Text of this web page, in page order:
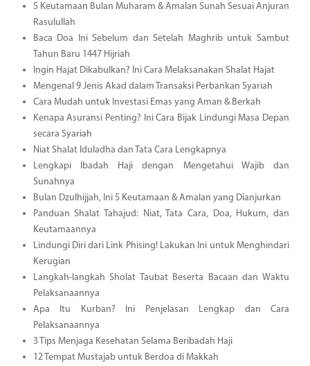
5 Keutamaan Bulan Muharam & Amalan Sunah Sesuai Anjuran
Rasulullah
Baca Doa Ini Sebelum dan Setelah Maghrib untuk Sambut
Tahun Baru 1447 Hijriah
Ingin Hajat Dikabulkan? Ini Cara Melaksanakan Shalat Hajat
Mengenal 9 Jenis Akad dalam Transaksi Perbankan Syariah
Cara Mudah untuk Investasi Emas yang Aman & Berkah
Kenapa Asuransi Penting? Ini Cara Bijak Lindungi Masa Depan
secara Syariah
Niat Shalat Iduladha dan Tata Cara Lengkapnya
Lengkapi Ibadah Haji dengan Mengetahui Wajib dan
Sunahnya
Bulan Dzulhijjah, Ini 5 Keutamaan & Amalan yang Dianjurkan
Panduan Shalat Tahajud: Niat, Tata Cara, Doa, Hukum, dan
Keutamaannya
Lindungi Diri dari Link Phising! Lakukan Ini untuk Menghindari
Kerugian
Langkah-langkah Sholat Taubat Beserta Bacaan dan Waktu
Pelaksanaannya
Apa Itu Kurban? Ini Penjelasan Lengkap dan Cara
Pelaksanaannya
3 Tips Menjaga Kesehatan Selama Beribadah Haji
12 Tempat Mustajab untuk Berdoa di Makkah